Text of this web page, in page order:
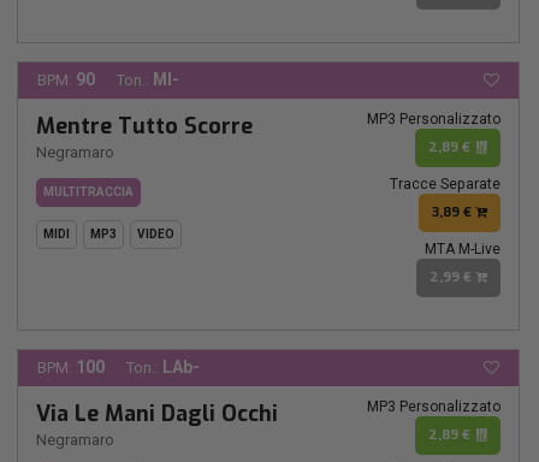
BPM: 90 Ton.: MI-
Mentre Tutto Scorre
Negramaro
MULTITRACCIA
MIDI MP3 VIDEO
MP3 Personalizzato
2,89 €
Tracce Separate
3,89 €
MTA M-Live
2,99 €
BPM: 100 Ton.: LAb-
Via Le Mani Dagli Occhi
Negramaro
MP3 Personalizzato
2,89 €